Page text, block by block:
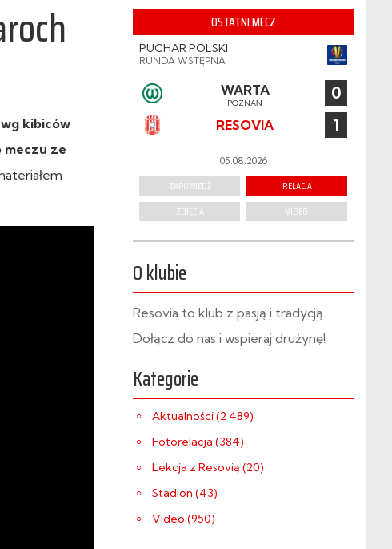
kibiców
meczu ze
OSTATNI MECZ
PUCHAR POLSKI
RUNDA WSTĘPNA
WARTA
POZNAŃ 0
RESOVIA 1
05.08.2026
ZAPOWIEDŹ
RELACJA
ZDJĘCIA
VIDEO
O klubie
Resovia to klub z pasją i tradycją.
Dołącz do nas i wspieraj drużynę!
Kategorie
Aktualności (2 489)
Fotorelacja (384)
Lekcja z Resovią (20)
Stadion (43)
Video (950)